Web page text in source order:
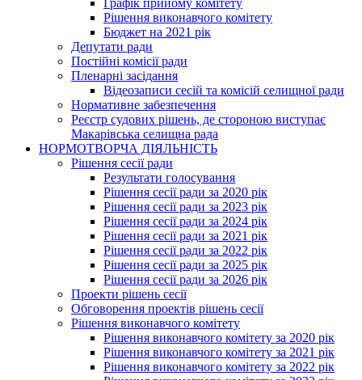
Графік прийому комітету
Рішення виконавчого комітету
Бюджет на 2021 рік
Депутати ради
Постійні комісії ради
Пленарні засідання
Відеозаписи сесій та комісій селищної ради
Нормативне забезпечення
Реєстр судових рішень, де стороною виступає
Макарівська селищна рада
НОРМОТВОРЧА ДІЯЛЬНІСТЬ
Рішення сесії ради
Результати голосування
Рішення сесії ради за 2020 рік
Рішення сесії ради за 2023 рік
Рішення сесії ради за 2024 рік
Рішення сесії ради за 2021 рік
Рішення сесії ради за 2022 рік
Рішення сесії ради за 2025 рік
Рішення сесії ради за 2026 рік
Проекти рішень сесії
Обговорення проектів рішень сесії
Рішення виконавчого комітету
Рішення виконавчого комітету за 2020 рік
Рішення виконавчого комітету за 2021 рік
Рішення виконавчого комітету за 2022 рік